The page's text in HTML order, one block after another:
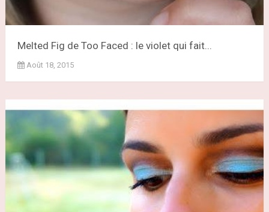
Melted Fig de Too Faced : le violet qui fait...
Août 18, 2015